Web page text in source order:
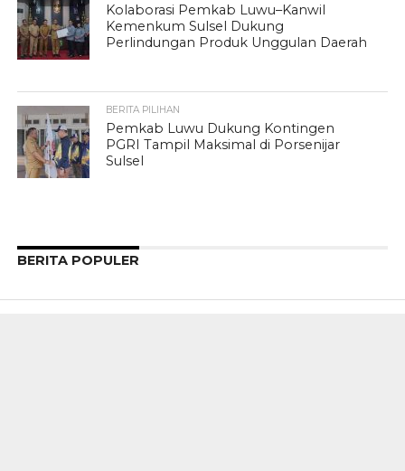
Kolaborasi Pemkab Luwu–Kanwil
Kemenkum Sulsel Dukung
Perlindungan Produk Unggulan Daerah
BERITA PILIHAN
Pemkab Luwu Dukung Kontingen
PGRI Tampil Maksimal di Porsenijar
Sulsel
BERITA POPULER